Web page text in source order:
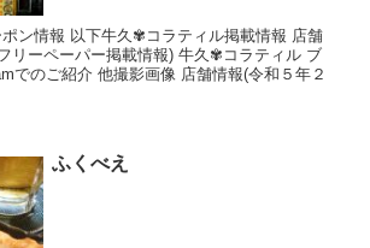
ン情報 以下牛久✾コラティル掲載情報 店舗
リーペーパー掲載情報) 牛久✾コラティル ブ
でのご紹介 他撮影画像 店舗情報(令和５年２
ふくべえ